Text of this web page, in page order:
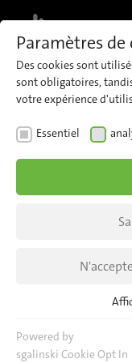
iris CTO
Paramètres
Des cookies sont
sont obligatoires,
votre expérience
Essentiel
Les cookies
base du site web.
Powered by
sgalinski Cookie Opt In